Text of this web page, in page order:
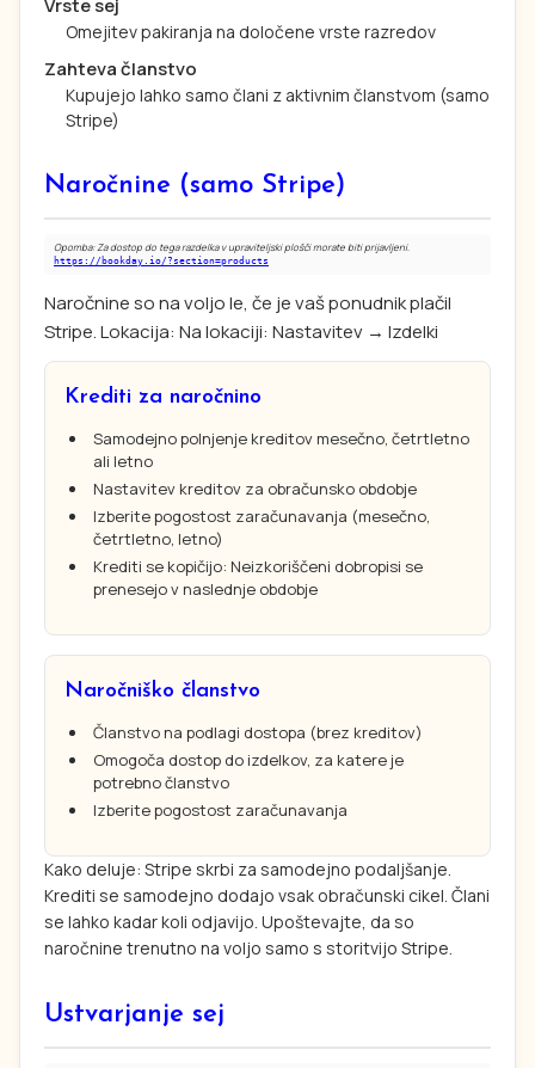
Vrste sej
Omejitev pakiranja na določene vrste razredov
Zahteva članstvo
Kupujejo lahko samo člani z aktivnim članstvom (samo
Stripe)
Naročnine (samo Stripe)
Opomba: Za dostop do tega razdelka v upraviteljski plošči morate biti prijavljeni.
https://bookday.io/?section=products
Naročnine so na voljo le, če je vaš ponudnik plačil
Stripe. Lokacija: Na lokaciji: Nastavitev → Izdelki
Krediti za naročnino
Samodejno polnjenje kreditov mesečno, četrtletno
ali letno
Nastavitev kreditov za obračunsko obdobje
Izberite pogostost zaračunavanja (mesečno,
četrtletno, letno)
Krediti se kopičijo: Neizkoriščeni dobropisi se
prenesejo v naslednje obdobje
Naročniško članstvo
Članstvo na podlagi dostopa (brez kreditov)
Omogoča dostop do izdelkov, za katere je
potrebno članstvo
Izberite pogostost zaračunavanja
Kako deluje: Stripe skrbi za samodejno podaljšanje.
Krediti se samodejno dodajo vsak obračunski cikel. Člani
se lahko kadar koli odjavijo. Upoštevajte, da so
naročnine trenutno na voljo samo s storitvijo Stripe.
Ustvarjanje sej